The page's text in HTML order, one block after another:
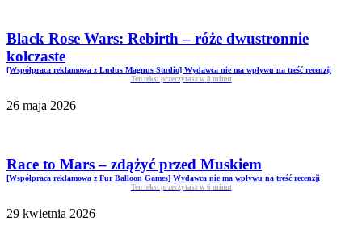
Black Rose Wars: Rebirth – róże dwustronnie
kolczaste
[Współpraca reklamowa z Ludus Magnus Studio] Wydawca nie ma wpływu na treść recenzji
Ten tekst przeczytasz w 8 minut
26 maja 2026
Race to Mars – zdążyć przed Muskiem
[Współpraca reklamowa z Fur Balloon Games] Wydawca nie ma wpływu na treść recenzji
Ten tekst przeczytasz w 6 minut
29 kwietnia 2026